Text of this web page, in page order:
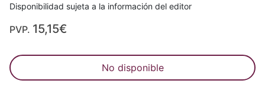
Disponibilidad sujeta a la información del editor
PVP. 15,15€
No disponible